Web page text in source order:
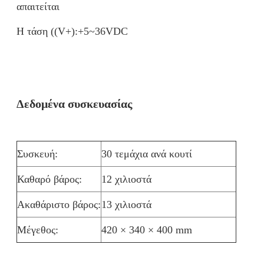
απαιτείται
Η τάση ((V+):+5~36VDC
Δεδομένα συσκευασίας
Συσκευή: 30 τεμάχια ανά κουτί
Καθαρό βάρος: 12 χιλιοστά
Ακαθάριστο βάρος:13 χιλιοστά
Μέγεθος: 420 × 340 × 400 mm